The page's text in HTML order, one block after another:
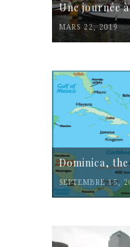
Une journée
MARS 22, 2019
Dominica,
SEPTEMBRE 15,